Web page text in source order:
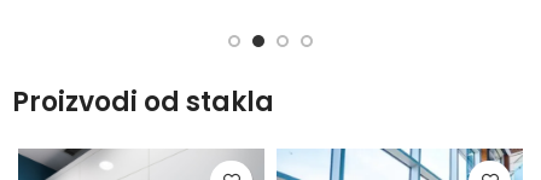
Proizvodi od stakla